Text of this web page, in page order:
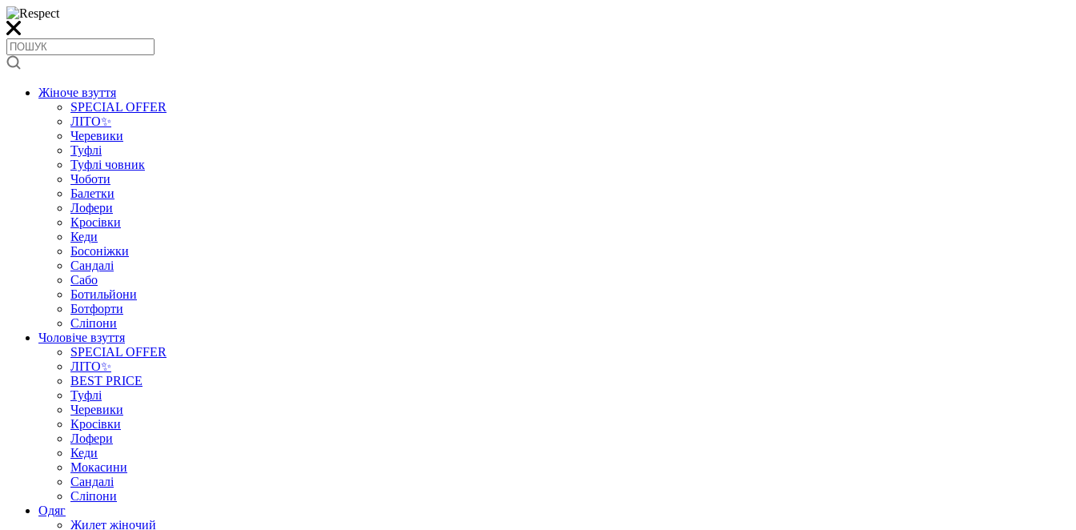
Жіноче взуття
SPECIAL OFFER
ЛІТО✨
Черевики
Туфлі
Туфлі човник
Чоботи
Балетки
Лофери
Кросівки
Кеди
Босоніжки
Сандалі
Сабо
Ботильйони
Ботфорти
Сліпони
Чоловіче взуття
SPECIAL OFFER
ЛІТО✨
BEST PRICE
Туфлі
Черевики
Кросівки
Лофери
Кеди
Мокасини
Сандалі
Сліпони
Одяг
Жилет жіночий